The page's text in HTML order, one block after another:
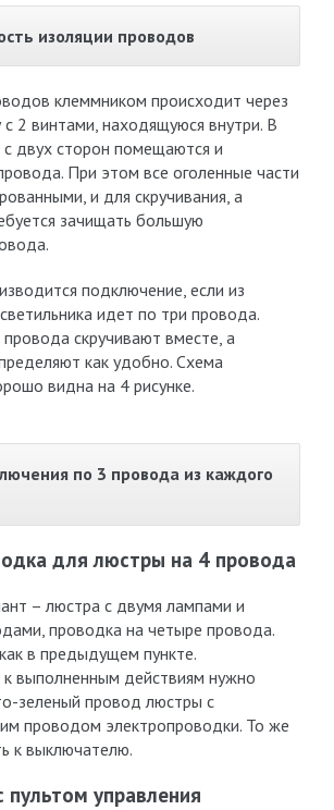
изоляции проводов
клеммником происходит через
с 2 винтами, находящуюся внутри. В
с двух сторон помещаются и
При этом все оголенные части
и для скручивания, а
зачищать большую
подключение, если из
идет по три провода.
провода скручивают вместе, а
как удобно. Схема
видна на 4 рисунке.
по 3 провода из каждого
для люстры на 4 провода
– люстра с двумя лампами и
проводка на четыре провода.
в предыдущем пункте.
выполненным действиям нужно
зеленый провод люстры с
проводом электропроводки. То же
к выключателю.
пультом управления